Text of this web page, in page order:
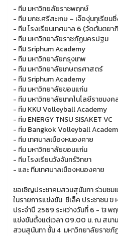
- ทีม มหาวิทยลัยราชพฤกษ์
- ทีม มกช.ศรีสะเกษ – เจ๊องุ่นทุเรียน
- ทีม โรงเรียนเทศบาล 6 (วัดตันตยา
- ทีม มหาวิทยาลัยราชภัฏนครปฐม
- ทีม Sriphum Academy
- ทีม มหาวิทยาลัยกรุงเทพ
- ทีม มหาวิทยาลัยเกษตรศาสตร์
- ทีม Sriphum Academy
- ทีม มหาวิทยาลัยขอนแก่น
- ทีม มหาวิทยาลัยเทคโนโลยีราชมง
- ทีม KKU Volleyball Academy
- ทีม ENERGY TNSU SISAKET VC
- ทีม Bangkok Volleyball
- ทีม เทศบาลเมืองหนองคาย
- ทีม มหาวิทยาลัยขอนแก่น
- ทีม โรงเรียนวังจันทร์วิทยา
- และ ทีมเทศบาลเมืองหนองคาย
ขอเชิญประชาคมสวนสุนันทา ร่วมช
ในรายการแข่งขัน ซีเล็ค ประชาชน ข
ประจำปี 2569 ระหว่างวันที่ 6 - 13
แข่งขันตั้งแต่เวลา 09.00 น. ณ สน
สวนสุนันทา ชั้น 4 มหาวิทยาลัยราช